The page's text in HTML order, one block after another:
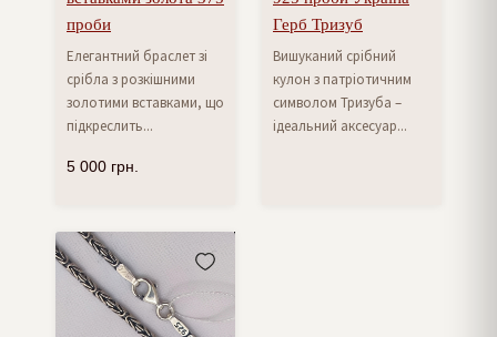
проби
Елегантний браслет зі
срібла з розкішними
золотими вставками, що
підкреслить...
5 000 грн.
Герб Тризуб
Вишуканий срібний
кулон з патріотичним
символом Тризуба –
ідеальний аксесуар...